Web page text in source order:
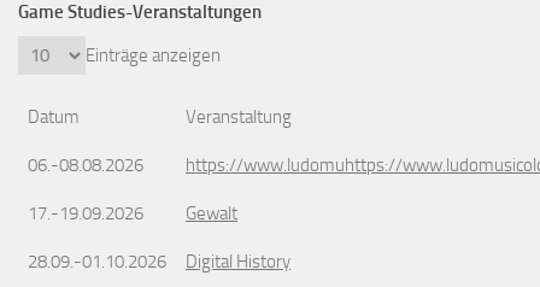
Game Studies-Veranstaltungen
Einträge anzeigen
Datum Veranstaltung
06.-08.08.2026 https://www.ludomuhttps://
17.-19.09.2026 Gewalt
28.09.-01.10.2026 Digital History